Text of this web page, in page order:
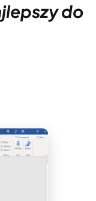
do